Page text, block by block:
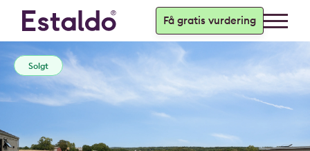
Få gratis vurdering
Solgt